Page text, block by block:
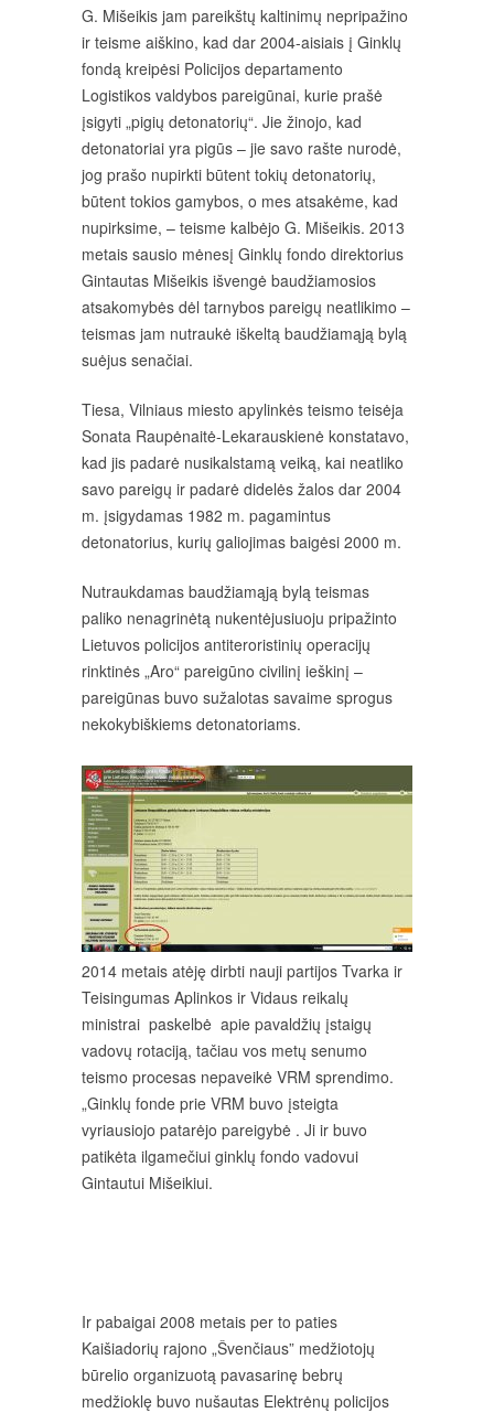
G. Mišeikis jam pareikštų kaltinimų nepripažino
ir teisme aiškino, kad dar 2004-aisiais į Ginklų
fondą kreipėsi Policijos departamento
Logistikos valdybos pareigūnai, kurie prašė
įsigyti „pigių detonatorių“. Jie žinojo, kad
detonatoriai yra pigūs – jie savo rašte nurodė,
jog prašo nupirkti būtent tokių detonatorių,
būtent tokios gamybos, o mes atsakėme, kad
nupirksime, – teisme kalbėjo G. Mišeikis. 2013
metais sausio mėnesį Ginklų fondo direktorius
Gintautas Mišeikis išvengė baudžiamosios
atsakomybės dėl tarnybos pareigų neatlikimo –
teismas jam nutraukė iškeltą baudžiamąją bylą
suėjus senačiai.
Tiesa, Vilniaus miesto apylinkės teismo teisėja
Sonata Raupėnaitė-Lekarauskienė konstatavo,
kad jis padarė nusikalstamą veiką, kai neatliko
savo pareigų ir padarė didelės žalos dar 2004
m. įsigydamas 1982 m. pagamintus
detonatorius, kurių galiojimas baigėsi 2000 m.
Nutraukdamas baudžiamąją bylą teismas
paliko nenagrinėtą nukentėjusiuoju pripažinto
Lietuvos policijos antiteroristinių operacijų
rinktinės „Aro“ pareigūno civilinį ieškinį –
pareigūnas buvo sužalotas savaime sprogus
nekokybiškiems detonatoriams.
2014 metais atėję dirbti nauji partijos Tvarka ir
Teisingumas Aplinkos ir Vidaus reikalų
ministrai paskelbė apie pavaldžių įstaigų
vadovų rotaciją, tačiau vos metų senumo
teismo procesas nepaveikė VRM sprendimo.
„Ginklų fonde prie VRM buvo įsteigta
vyriausiojo patarėjo pareigybė . Ji ir buvo
patikėta ilgamečiui ginklų fondo vadovui
Gintautui Mišeikiui.
Ir pabaigai 2008 metais per to paties
Kaišiadorių rajono „Švenčiaus” medžiotojų
būrelio organizuotą pavasarinę bebrų
medžioklę buvo nušautas Elektrėnų policijos